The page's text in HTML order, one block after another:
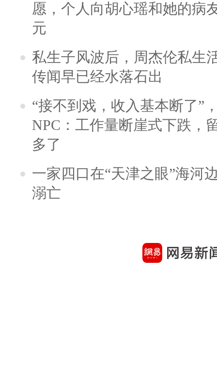
愿，个人向胡心瑶和她的病
元
私生子风波后，周杰伦私生
传闻早已经水落石出
“接不到戏，收入基本断了”
NPC：工作量断崖式下跌，
多了
一家四口在“天津之眼”海河
溺亡